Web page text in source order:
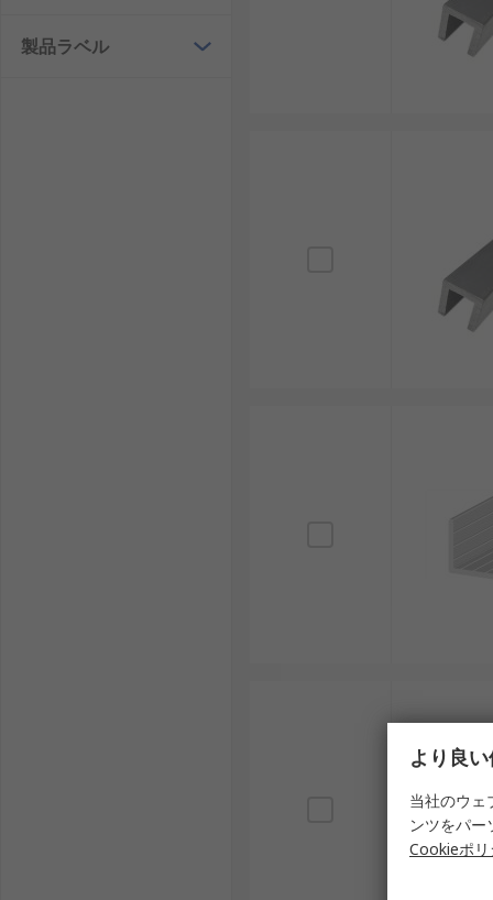
製品ラベル
より良
当社のウェ
ンツをパ
Cookieポリ